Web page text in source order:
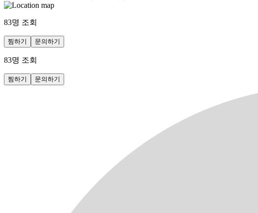
83명 조회
찜하기 문의하기
83명 조회
찜하기 문의하기